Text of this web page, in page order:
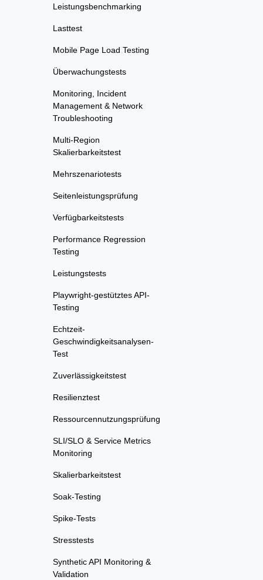
Leistungsbenchmarking
Lasttest
Mobile Page Load Testing
Überwachungstests
Monitoring, Incident
Management & Network
Troubleshooting
Multi-Region
Skalierbarkeitstest
Mehrszenariotests
Seitenleistungsprüfung
Verfügbarkeitstests
Performance Regression
Testing
Leistungstests
Playwright-gestütztes API-
Testing
Echtzeit-
Geschwindigkeitsanalysen-
Test
Zuverlässigkeitstest
Resilienztest
Ressourcennutzungsprüfung
SLI/SLO & Service Metrics
Monitoring
Skalierbarkeitstest
Soak-Testing
Spike-Tests
Stresstests
Synthetic API Monitoring &
Validation